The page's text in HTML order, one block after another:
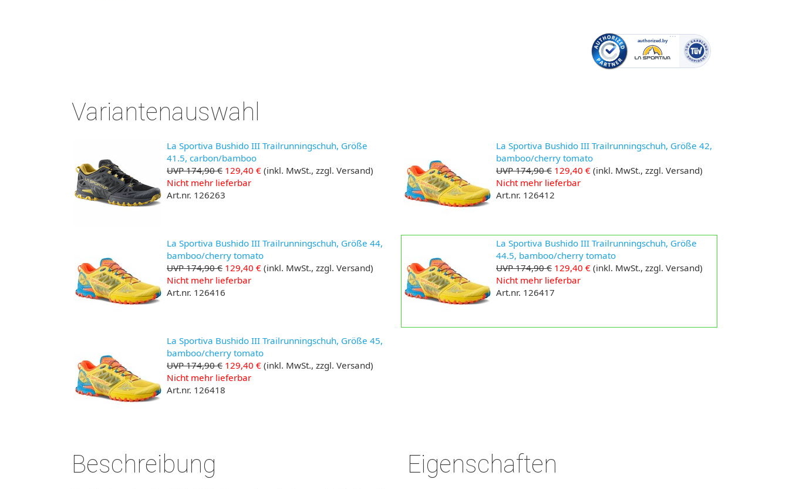
Variantenauswahl
La Sportiva Bushido III Trailrunningschuh, Größe
41.5, carbon/bamboo
UVP 174,90 € 129,40 € (inkl. MwSt., zzgl. Versand)
Nicht mehr lieferbar
Art.nr. 126263
La Sportiva Bushido III Trailrunningschuh, Größe 42,
bamboo/cherry tomato
UVP 174,90 € 129,40 € (inkl. MwSt., zzgl. Versand)
Nicht mehr lieferbar
Art.nr. 126412
La Sportiva Bushido III Trailrunningschuh, Größe 44,
bamboo/cherry tomato
UVP 174,90 € 129,40 € (inkl. MwSt., zzgl. Versand)
Nicht mehr lieferbar
Art.nr. 126416
La Sportiva Bushido III Trailrunningschuh, Größe
44.5, bamboo/cherry tomato
UVP 174,90 € 129,40 € (inkl. MwSt., zzgl. Versand)
Nicht mehr lieferbar
Art.nr. 126417
La Sportiva Bushido III Trailrunningschuh, Größe 45,
bamboo/cherry tomato
UVP 174,90 € 129,40 € (inkl. MwSt., zzgl. Versand)
Nicht mehr lieferbar
Art.nr. 126418
Eigenschaften
Beschreibung